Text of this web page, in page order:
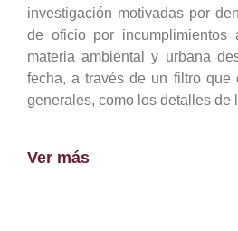
investigación motivadas por
de oficio por incumplimientos
materia ambiental y urbana
fecha, a través de un filtro que
generales, como los detalles de
Ver más